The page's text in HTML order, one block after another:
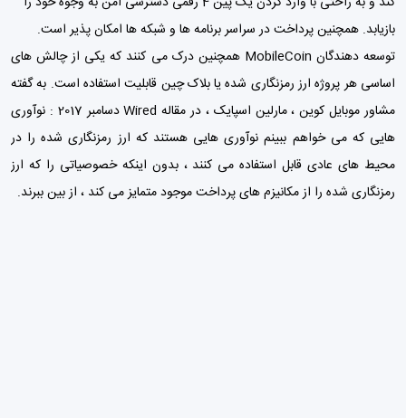
بازیابد. همچنین پرداخت در سراسر برنامه ها و شبکه ها امکان پذیر است.
توسعه دهندگان MobileCoin همچنین درک می کنند که یکی از چالش های
اساسی هر پروژه ارز رمزنگاری شده یا بلاک چین قابلیت استفاده است. به گفته
مشاور موبایل کوین ، مارلین اسپایک ، در مقاله Wired دسامبر 2017 : نوآوری
هایی که می خواهم ببینم نوآوری هایی هستند که ارز رمزنگاری شده را در
محیط های عادی قابل استفاده می کنند ، بدون اینکه خصوصیاتی را که ارز
رمزنگاری شده را از مکانیزم های پرداخت موجود متمایز می کند ، از بین ببرند.